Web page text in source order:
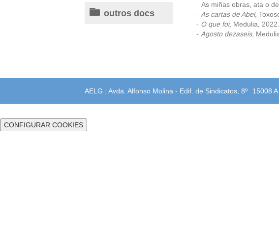
outros docs
As miñas obras, ata o
- As cartas de Abel,
- O que foi, Medulia, 2022.
- Agosto dezaseis,
AELG : Avda. Alfonso Molina - Edif. de Sindicatos, 8º 15008
CONFIGURAR COOKIES